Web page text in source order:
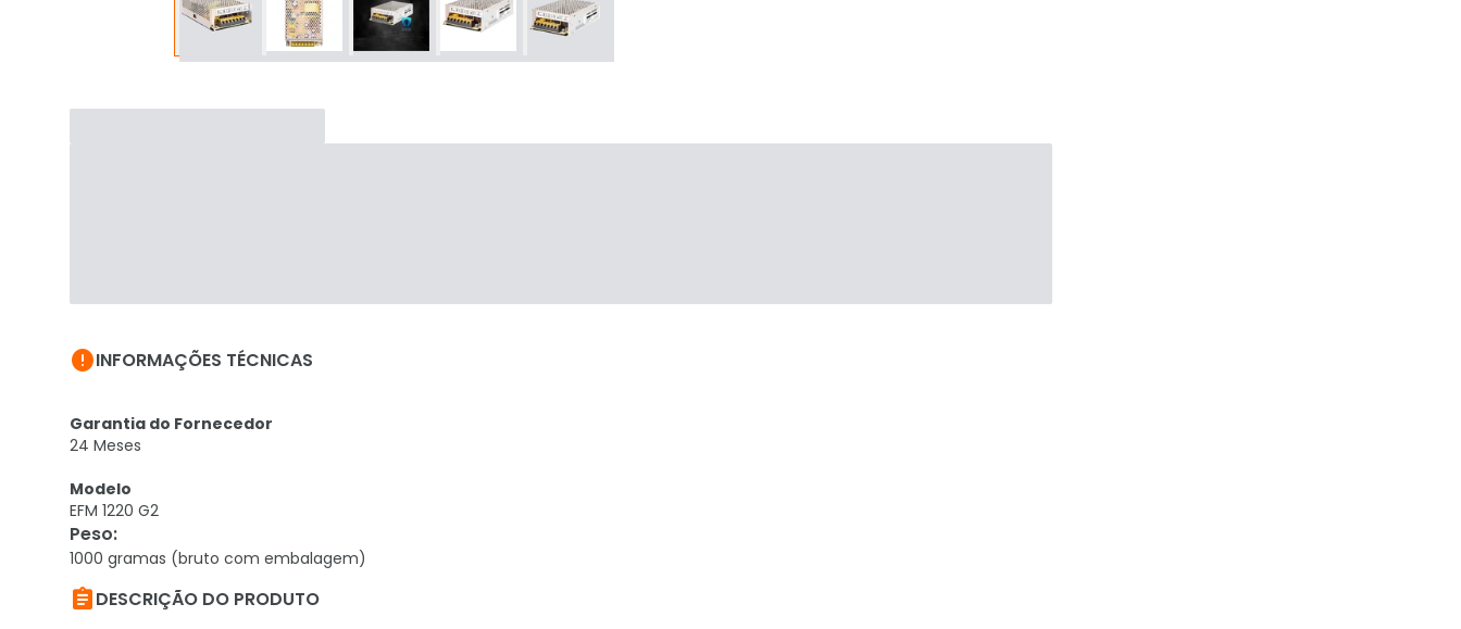
INFORMAÇÕES TÉCNICAS
Garantia do Fornecedor
24 Meses
Modelo
EFM 1220 G2
Peso:
1000 gramas (bruto com embalagem)
DESCRIÇÃO DO PRODUTO